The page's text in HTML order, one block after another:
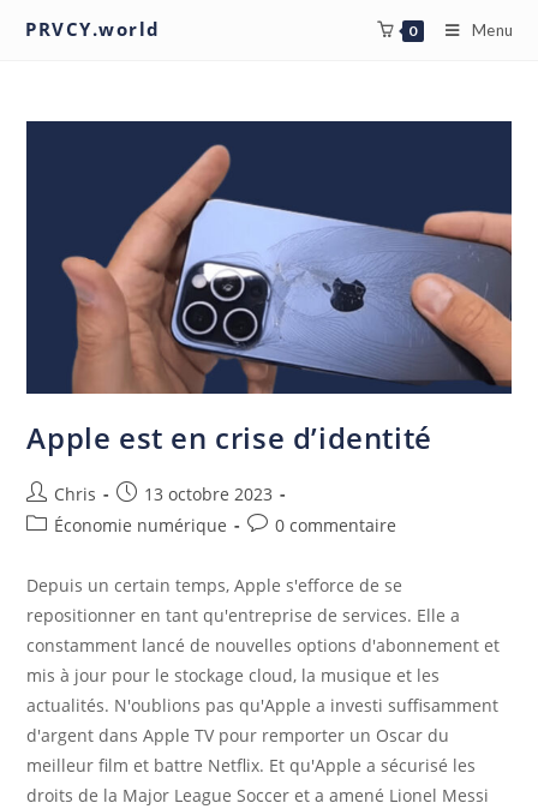
PRVCY.world 0 Menu
Apple est en crise d’identité
Chris
13 octobre 2023
Économie numérique
0 commentaire
Depuis un certain temps, Apple s'efforce de se
repositionner en tant qu'entreprise de services. Elle a
constamment lancé de nouvelles options d'abonnement et
mis à jour pour le stockage cloud, la musique et les
actualités. N'oublions pas qu'Apple a investi suffisamment
d'argent dans Apple TV pour remporter un Oscar du
meilleur film et battre Netflix. Et qu'Apple a sécurisé les
droits de la Major League Soccer et a amené Lionel Messi